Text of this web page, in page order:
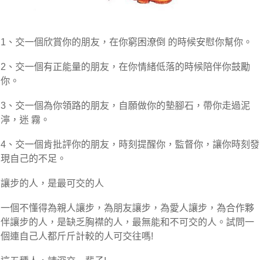
1、交一個欣賞你的朋友，在你窮困潦倒 的時候安慰你幫你。
2、交一個有正能量的朋友，在你情緒低落的時候陪伴你鼓勵
你。
3、交一個為你領路的朋友，自願做你的墊腳石，帶你走過泥
濘，迷 霧。
4、交一個肯批評你的朋友，時刻提醒你，監督你，讓你時刻發
現自己的不足。
讓步的人，是最可交的人
一個不懂得為親人讓步，為朋友讓步，為愛人讓步，為合作夥
伴讓步的人，是缺乏胸襟的人，最無能和不可交的人。試問一
個連自己人都斤斤計較的人可交往嗎!